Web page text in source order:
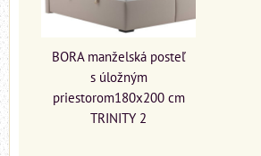
BORA manželská posteľ
s úložným
priestorom180x200 cm
TRINITY 2